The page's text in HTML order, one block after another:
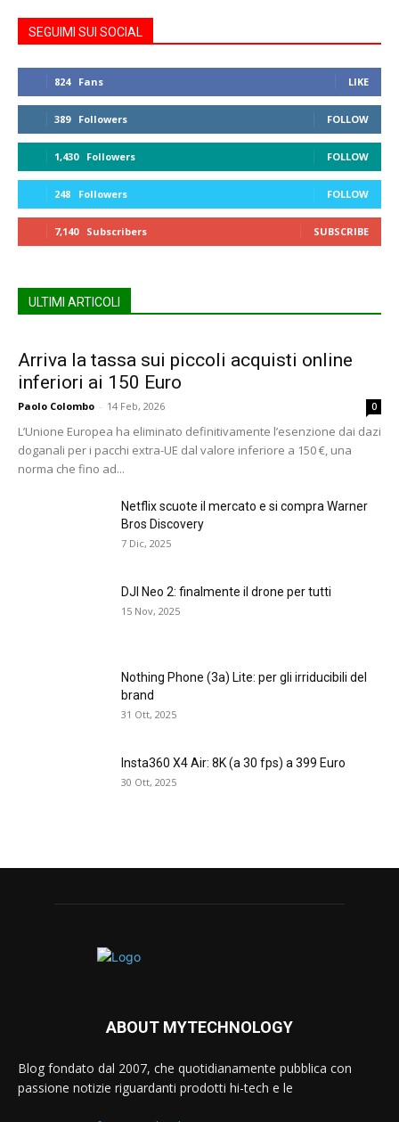
SEGUIMI SUI SOCIAL
824 Fans LIKE
389 Followers FOLLOW
1,430 Followers FOLLOW
248 Followers FOLLOW
7,140 Subscribers SUBSCRIBE
ULTIMI ARTICOLI
Arriva la tassa sui piccoli acquisti online
inferiori ai 150 Euro
Paolo Colombo - 14 Feb, 2026 0
L’Unione Europea ha eliminato definitivamente l’esenzione dai dazi
doganali per i pacchi extra-UE dal valore inferiore a 150 €, una
norma che fino ad...
Netflix scuote il mercato e si compra Warner
Bros Discovery
7 Dic, 2025
DJI Neo 2: finalmente il drone per tutti
15 Nov, 2025
Nothing Phone (3a) Lite: per gli irriducibili del
brand
31 Ott, 2025
Insta360 X4 Air: 8K (a 30 fps) a 399 Euro
30 Ott, 2025
ABOUT MYTECHNOLOGY
Blog fondato dal 2007, che quotidianamente pubblica con
passione notizie riguardanti prodotti hi-tech e le